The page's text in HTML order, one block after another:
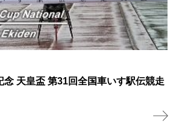
念 天皇盃 第31回全国車いす駅伝競走